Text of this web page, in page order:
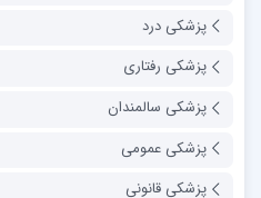
پزشکی درد
پزشکی رفتاری
پزشکی سالمندان
پزشکی عمومی
پزشکی قانونی